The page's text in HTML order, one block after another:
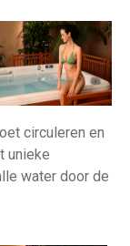
circuleren en
unieke
water door de